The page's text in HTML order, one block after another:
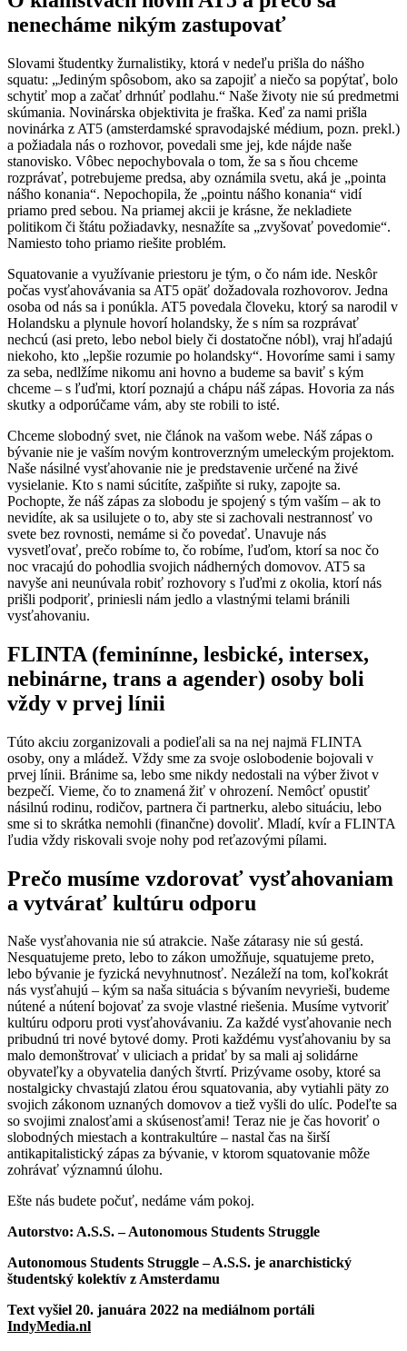
nenecháme nikým zastupovať
Slovami študentky žurnalistiky, ktorá v nedeľu prišla do nášho
squatu: „Jediným spôsobom, ako sa zapojiť a niečo sa popýtať, bolo
schytiť mop a začať drhnúť podlahu.“ Naše životy nie sú predmetmi
skúmania. Novinárska objektivita je fraška. Keď za nami prišla
novinárka z AT5 (amsterdamské spravodajské médium, pozn. prekl.)
a požiadala nás o rozhovor, povedali sme jej, kde nájde naše
stanovisko. Vôbec nepochybovala o tom, že sa s ňou chceme
rozprávať, potrebujeme predsa, aby oznámila svetu, aká je „pointa
nášho konania“. Nepochopila, že „pointu nášho konania“ vidí
priamo pred sebou. Na priamej akcii je krásne, že nekladiete
politikom či štátu požiadavky, nesnažíte sa „zvyšovať povedomie“.
Namiesto toho priamo riešite problém.
Squatovanie a využívanie priestoru je tým, o čo nám ide. Neskôr
počas vysťahovávania sa AT5 opäť dožadovala rozhovorov. Jedna
osoba od nás sa i ponúkla. AT5 povedala človeku, ktorý sa narodil v
Holandsku a plynule hovorí holandsky, že s ním sa rozprávať
nechcú (asi preto, lebo nebol biely či dostatočne nóbl), vraj hľadajú
niekoho, kto „lepšie rozumie po holandsky“. Hovoríme sami i samy
za seba, nedlžíme nikomu ani hovno a budeme sa baviť s kým
chceme – s ľuďmi, ktorí poznajú a chápu náš zápas. Hovoria za nás
skutky a odporúčame vám, aby ste robili to isté.
Chceme slobodný svet, nie článok na vašom webe. Náš zápas o
bývanie nie je vaším novým kontroverzným umeleckým projektom.
Naše násilné vysťahovanie nie je predstavenie určené na živé
vysielanie. Kto s nami súcitíte, zašpiňte si ruky, zapojte sa.
Pochopte, že náš zápas za slobodu je spojený s tým vaším – ak to
nevidíte, ak sa usilujete o to, aby ste si zachovali nestrannosť vo
svete bez rovnosti, nemáme si čo povedať. Unavuje nás
vysvetľovať, prečo robíme to, čo robíme, ľuďom, ktorí sa noc čo
noc vracajú do pohodlia svojich nádherných domovov. AT5 sa
navyše ani neunúvala robiť rozhovory s ľuďmi z okolia, ktorí nás
prišli podporiť, priniesli nám jedlo a vlastnými telami bránili
vysťahovaniu.
FLINTA (feminínne, lesbické, intersex,
nebinárne, trans a agender) osoby boli
vždy v prvej línii
Túto akciu zorganizovali a podieľali sa na nej najmä FLINTA
osoby, ony a mládež. Vždy sme za svoje oslobodenie bojovali v
prvej línii. Bránime sa, lebo sme nikdy nedostali na výber život v
bezpečí. Vieme, čo to znamená žiť v ohrození. Nemôcť opustiť
násilnú rodinu, rodičov, partnera či partnerku, alebo situáciu, lebo
sme si to skrátka nemohli (finančne) dovoliť. Mladí, kvír a FLINTA
ľudia vždy riskovali svoje nohy pod reťazovými pílami.
Prečo musíme vzdorovať vysťahovaniam
a vytvárať kultúru odporu
Naše vysťahovania nie sú atrakcie. Naše zátarasy nie sú gestá.
Nesquatujeme preto, lebo to zákon umožňuje, squatujeme preto,
lebo bývanie je fyzická nevyhnutnosť. Nezáleží na tom, koľkokrát
nás vysťahujú – kým sa naša situácia s bývaním nevyrieši, budeme
nútené a nútení bojovať za svoje vlastné riešenia. Musíme vytvoriť
kultúru odporu proti vysťahovávaniu. Za každé vysťahovanie nech
pribudnú tri nové bytové domy. Proti každému vysťahovaniu by sa
malo demonštrovať v uliciach a pridať by sa mali aj solidárne
obyvateľky a obyvatelia daných štvrtí. Prizývame osoby, ktoré sa
nostalgicky chvastajú zlatou érou squatovania, aby vytiahli päty zo
svojich zákonom uznaných domovov a tiež vyšli do ulíc. Podeľte sa
so svojimi znalosťami a skúsenosťami! Teraz nie je čas hovoriť o
slobodných miestach a kontrakultúre – nastal čas na širší
antikapitalistický zápas za bývanie, v ktorom squatovanie môže
zohrávať významnú úlohu.
Ešte nás budete počuť, nedáme vám pokoj.
Autorstvo: A.S.S. – Autonomous Students Struggle
Autonomous Students Struggle – A.S.S. je anarchistický
študentský kolektív z Amsterdamu
Text vyšiel 20. januára 2022 na mediálnom portáli
IndyMedia.nl